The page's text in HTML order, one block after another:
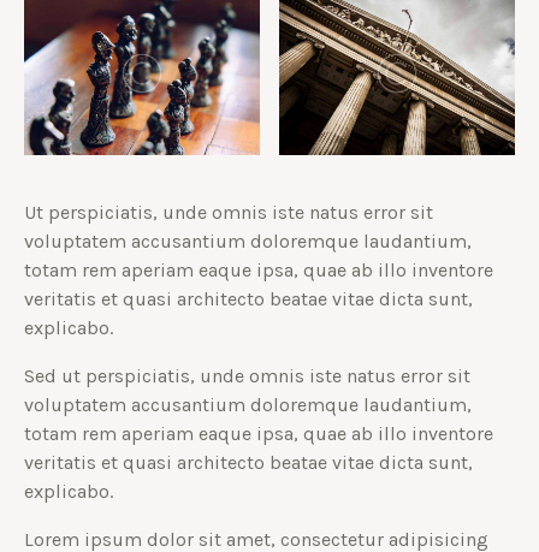
Ut perspiciatis, unde omnis iste natus error sit
voluptatem accusantium doloremque laudantium,
totam rem aperiam eaque ipsa, quae ab illo inventore
veritatis et quasi architecto beatae vitae dicta sunt,
explicabo.
Sed ut perspiciatis, unde omnis iste natus error sit
voluptatem accusantium doloremque laudantium,
totam rem aperiam eaque ipsa, quae ab illo inventore
veritatis et quasi architecto beatae vitae dicta sunt,
explicabo.
Lorem ipsum dolor sit amet, consectetur adipisicing